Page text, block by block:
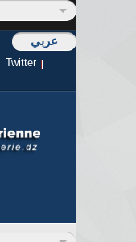
عربي
Twitter